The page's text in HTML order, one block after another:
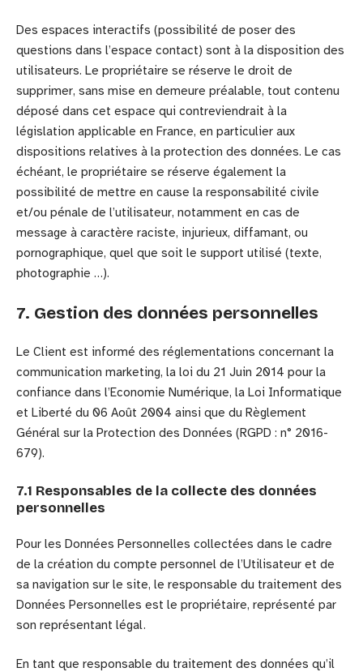
Des espaces interactifs (possibilité de poser des
questions dans l’espace contact) sont à la disposition des
utilisateurs. Le propriétaire se réserve le droit de
supprimer, sans mise en demeure préalable, tout contenu
déposé dans cet espace qui contreviendrait à la
législation applicable en France, en particulier aux
dispositions relatives à la protection des données. Le cas
échéant, le propriétaire se réserve également la
possibilité de mettre en cause la responsabilité civile
et/ou pénale de l’utilisateur, notamment en cas de
message à caractère raciste, injurieux, diffamant, ou
pornographique, quel que soit le support utilisé (texte,
photographie …).
7. Gestion des données personnelles
Le Client est informé des réglementations concernant la
communication marketing, la loi du 21 Juin 2014 pour la
confiance dans l’Economie Numérique, la Loi Informatique
et Liberté du 06 Août 2004 ainsi que du Règlement
Général sur la Protection des Données (RGPD : n° 2016-
679).
7.1 Responsables de la collecte des données
personnelles
Pour les Données Personnelles collectées dans le cadre
de la création du compte personnel de l’Utilisateur et de
sa navigation sur le site, le responsable du traitement des
Données Personnelles est le propriétaire, représenté par
son représentant légal.
En tant que responsable du traitement des données qu’il